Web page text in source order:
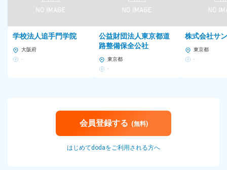
学校法人追手門学院
大阪府
-
公益財団法人東京都道
路整備保全公社
東京都
-
株式会社サ
東京都
-
会員登録する (無料)
はじめてdodaをご利用される方へ